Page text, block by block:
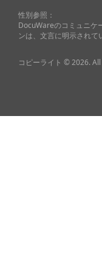
性別参照：
DocuWareのコミュニケ
ンは、文言に明示されて
コピーライト © 2026.